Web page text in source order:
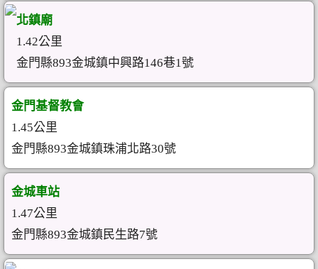
北鎮廟
1.42公里
金門縣893金城鎮中興路146巷1號
金門基督教會
1.45公里
金門縣893金城鎮珠浦北路30號
金城車站
1.47公里
金門縣893金城鎮民生路7號